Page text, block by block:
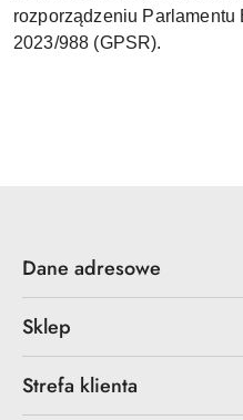
rozporządzeniu
2023/988 (GPSR).
Dane adresowe
Sklep
Strefa klienta